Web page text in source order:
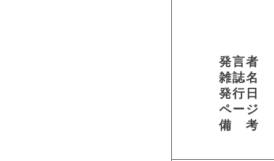
発言者
雑誌名
発行日
ページ
備 考